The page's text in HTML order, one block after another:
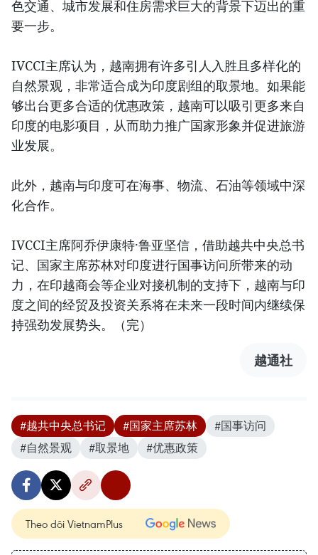
色交通、城市发展和住房需求巨大的背景下迈出的重
要一步。
IVCCI主席认为，越南拥有许多引人入胜且多样化的
自然景观，非常适合成为印度剧组的取景地。如果能
够出台更多合适的优惠政策，越南可以吸引更多来自
印度的电影项目，从而助力推广国家形象并促进旅游
业发展。
此外，越南与印度可在海事、物流、石油等领域中深
化合作。
IVCCI主席阿乔伊康特·鲁亚坚信，借助越共中央总书
记、国家主席苏林对印度进行国事访问所带来的动
力，在印越商会等企业对接机制的支持下，越南与印
度之间的经贸及投资关系将在未来一段时间内继续保
持强劲发展势头。（完）
越通社
#越共中央总书记 #国家主席苏林
#国事访问
#自然景观
#取景地 #优惠政策
Theo dõi VietnamPlus